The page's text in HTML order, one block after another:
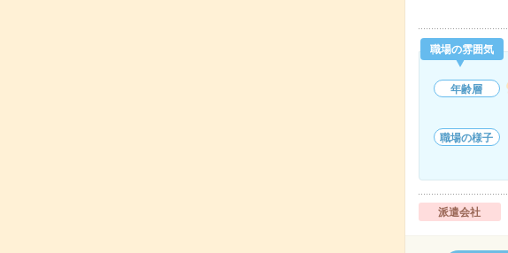
職場の雰囲気
年齢層
職場の様子
派遣会社